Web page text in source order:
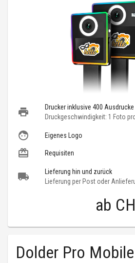
Drucker inklusive 400 Ausdrucke
Druckgeschwindigkeit: 1 Foto
Eigenes Logo
Requisiten
Lieferung hin und zurück
Lieferung per Post oder
ab
Dolder Pro Mobile